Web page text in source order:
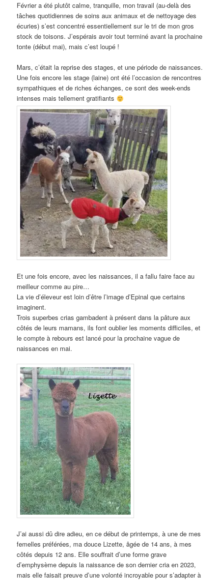
Février a été plutôt calme, tranquille, mon travail (au-delà des
tâches quotidiennes de soins aux animaux et de nettoyage des
écuries) s’est concentré essentiellement sur le tri de mon gros
stock de toisons. J’espérais avoir tout terminé avant la prochaine
tonte (début mai), mais c’est loupé !
Mars, c’était la reprise des stages, et une période de naissances.
Une fois encore les stage (laine) ont été l’occasion de rencontres
sympathiques et de riches échanges, ce sont des week-ends
intenses mais tellement gratifiants
Et une fois encore, avec les naissances, il a fallu faire face au
meilleur comme au pire…
La vie d’éleveur est loin d’être l’image d’Epinal que certains
imaginent.
Trois superbes crias gambadent à présent dans la pâture aux
côtés de leurs mamans, ils font oublier les moments difficiles, et
le compte à rebours est lancé pour la prochaine vague de
naissances en mai.
J’ai aussi dû dire adieu, en ce début de printemps, à une de mes
femelles préférées, ma douce Lizette, âgée de 14 ans, à mes
côtés depuis 12 ans. Elle souffrait d’une forme grave
d’emphysème depuis la naissance de son dernier cria en 2023,
mais elle faisait preuve d’une volonté incroyable pour s’adapter à